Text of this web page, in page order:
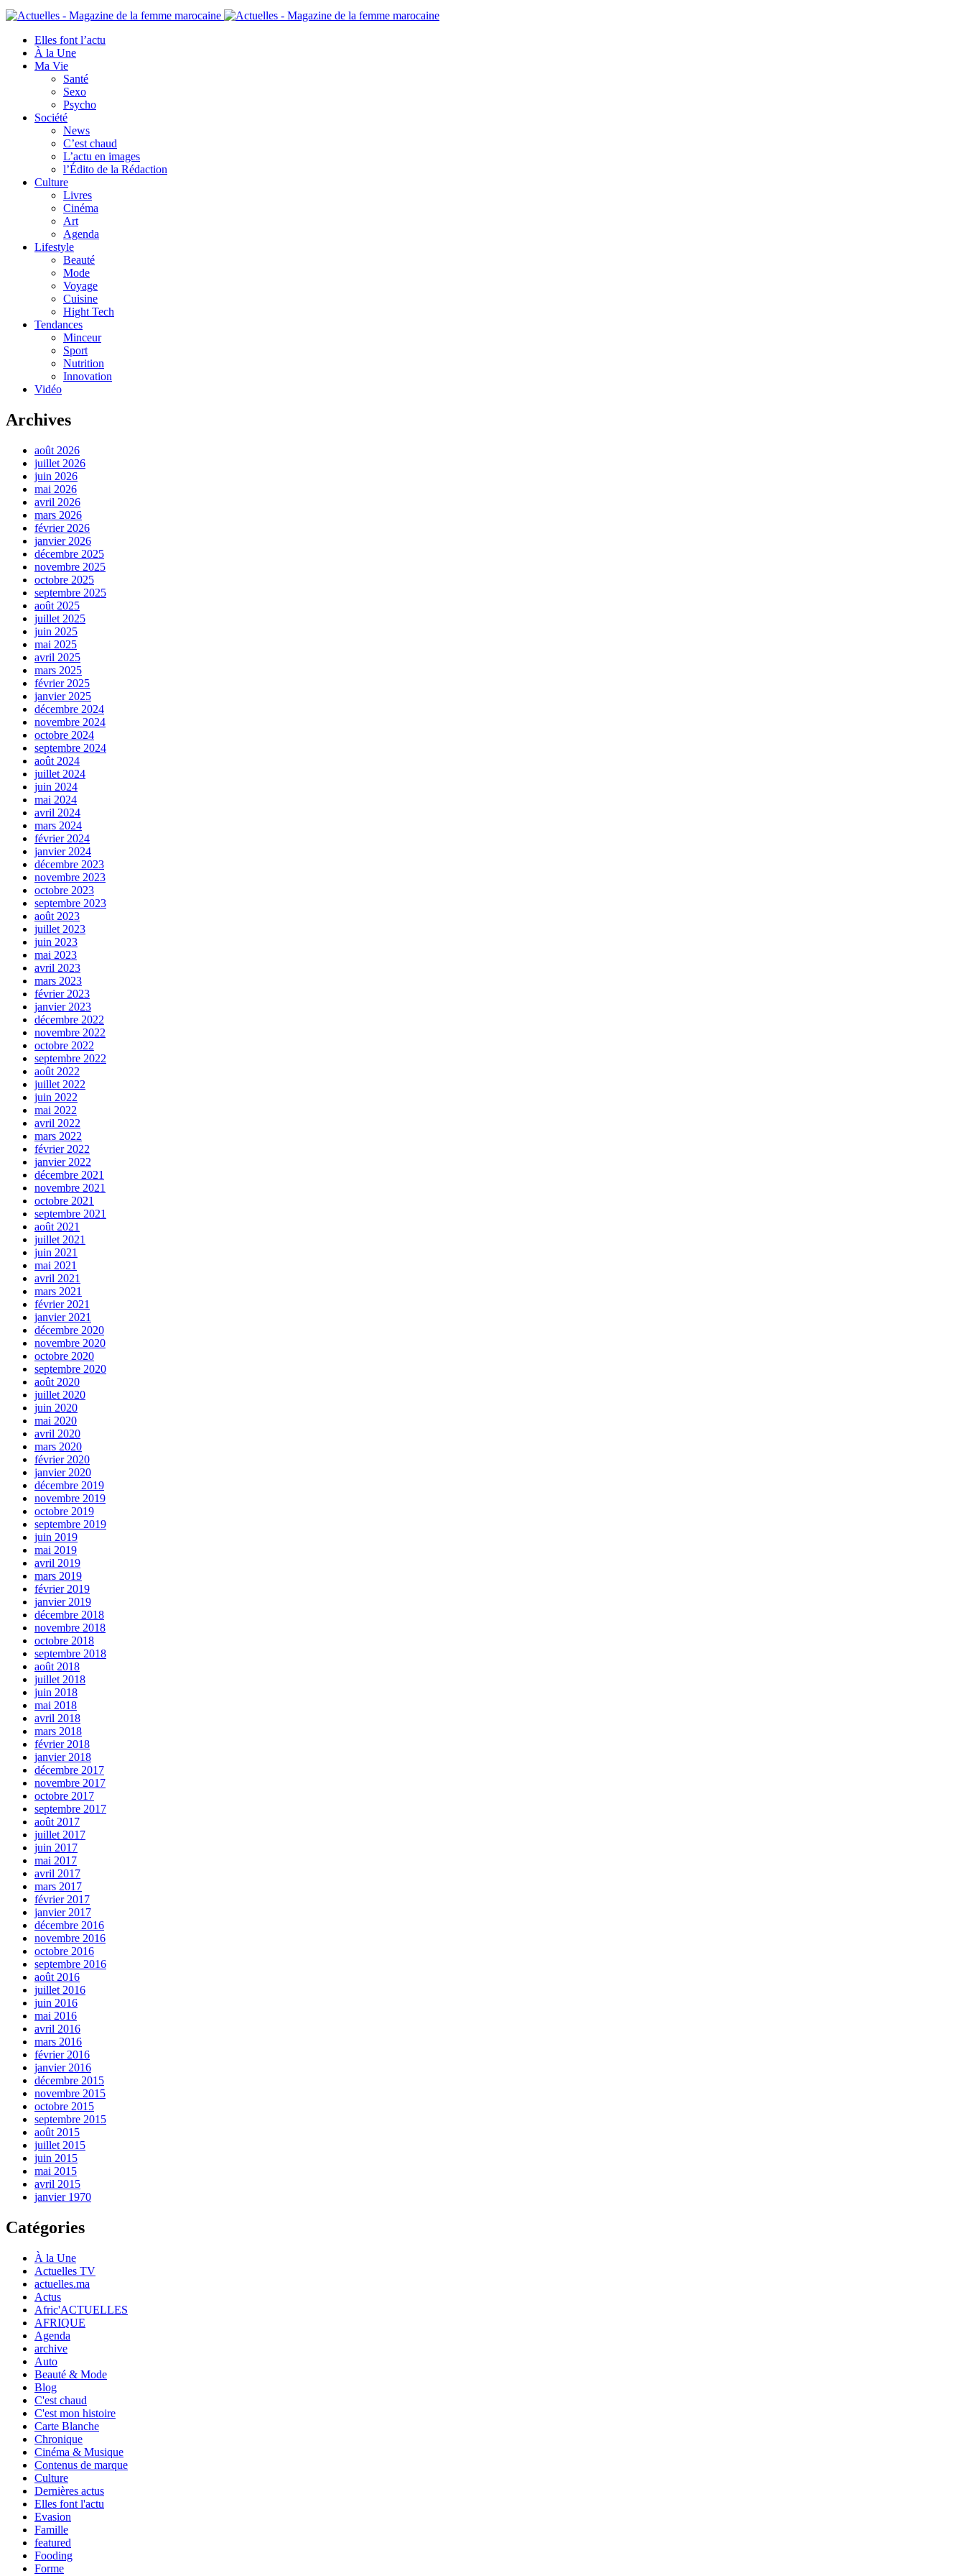
Elles font l’actu
À la Une
Ma Vie
Santé
Sexo
Psycho
Société
News
C’est chaud
L’actu en images
l’Édito de la Rédaction
Culture
Livres
Cinéma
Art
Agenda
Lifestyle
Beauté
Mode
Voyage
Cuisine
Hight Tech
Tendances
Minceur
Sport
Nutrition
Innovation
Vidéo
Archives
août 2026
juillet 2026
juin 2026
mai 2026
avril 2026
mars 2026
février 2026
janvier 2026
décembre 2025
novembre 2025
octobre 2025
septembre 2025
août 2025
juillet 2025
juin 2025
mai 2025
avril 2025
mars 2025
février 2025
janvier 2025
décembre 2024
novembre 2024
octobre 2024
septembre 2024
août 2024
juillet 2024
juin 2024
mai 2024
avril 2024
mars 2024
février 2024
janvier 2024
décembre 2023
novembre 2023
octobre 2023
septembre 2023
août 2023
juillet 2023
juin 2023
mai 2023
avril 2023
mars 2023
février 2023
janvier 2023
décembre 2022
novembre 2022
octobre 2022
septembre 2022
août 2022
juillet 2022
juin 2022
mai 2022
avril 2022
mars 2022
février 2022
janvier 2022
décembre 2021
novembre 2021
octobre 2021
septembre 2021
août 2021
juillet 2021
juin 2021
mai 2021
avril 2021
mars 2021
février 2021
janvier 2021
décembre 2020
novembre 2020
octobre 2020
septembre 2020
août 2020
juillet 2020
juin 2020
mai 2020
avril 2020
mars 2020
février 2020
janvier 2020
décembre 2019
novembre 2019
octobre 2019
septembre 2019
juin 2019
mai 2019
avril 2019
mars 2019
février 2019
janvier 2019
décembre 2018
novembre 2018
octobre 2018
septembre 2018
août 2018
juillet 2018
juin 2018
mai 2018
avril 2018
mars 2018
février 2018
janvier 2018
décembre 2017
novembre 2017
octobre 2017
septembre 2017
août 2017
juillet 2017
juin 2017
mai 2017
avril 2017
mars 2017
février 2017
janvier 2017
décembre 2016
novembre 2016
octobre 2016
septembre 2016
août 2016
juillet 2016
juin 2016
mai 2016
avril 2016
mars 2016
février 2016
janvier 2016
décembre 2015
novembre 2015
octobre 2015
septembre 2015
août 2015
juillet 2015
juin 2015
mai 2015
avril 2015
janvier 1970
Catégories
À la Une
Actuelles TV
actuelles.ma
Actus
Afric'ACTUELLES
AFRIQUE
Agenda
archive
Auto
Beauté & Mode
Blog
C'est chaud
C'est mon histoire
Carte Blanche
Chronique
Cinéma & Musique
Contenus de marque
Culture
Dernières actus
Elles font l'actu
Evasion
Famille
featured
Fooding
Forme